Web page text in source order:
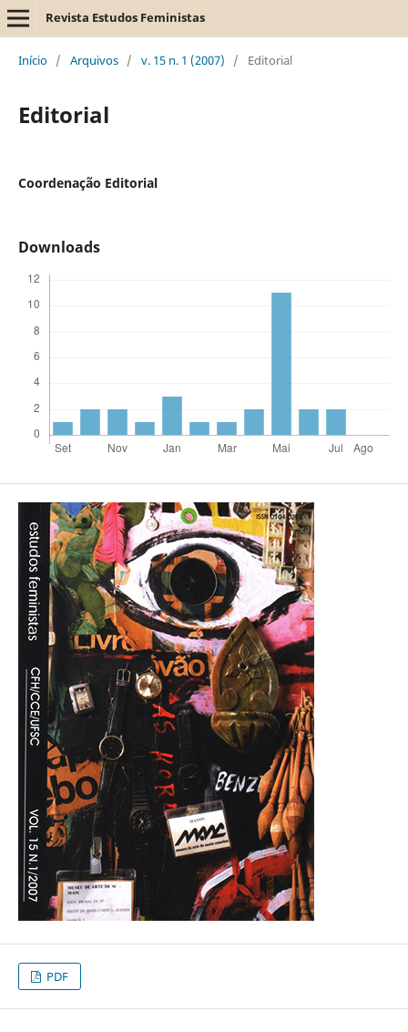
Revista Estudos Feministas
Início / Arquivos / v. 15 n. 1 (2007) / Editorial
Editorial
Coordenação Editorial
Downloads
PDF